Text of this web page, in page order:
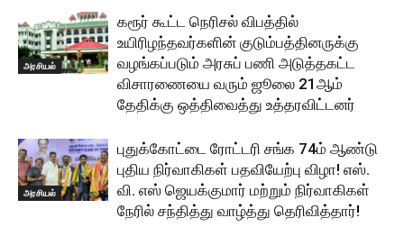
அரசியல்
கரூர் கூட்ட நெரிசல் விபத்தில்
உயிரிழந்தவர்களின் குடும்பத்தினருக்கு
வழங்கப்படும் அரசுப் பணி அடுத்தகட்ட
விசாரணையை வரும் ஜூலை 21ஆம்
தேதிக்கு ஒத்திவைத்து உத்தரவிட்டனர்
அரசியல்
புதுக்கோட்டை ரோட்டரி சங்க 74ம் ஆண்டு
புதிய நிர்வாகிகள் பதவியேற்பு விழா! எஸ்.
வி. எஸ் ஜெயக்குமார் மற்றும் நிர்வாகிகள்
நேரில் சந்தித்து வாழ்த்து தெரிவித்தார்!